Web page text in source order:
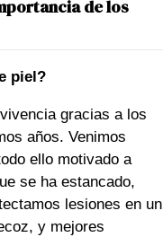
de los
piel?
gracias a los
años. Venimos
ello motivado a
se ha estancado,
lesiones en un
y mejores